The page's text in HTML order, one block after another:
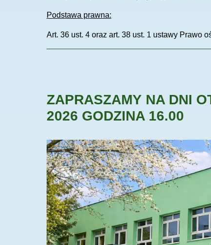
Podstawa prawna:
Art. 36 ust. 4 oraz art. 38 ust. 1 ustawy Prawo
ZAPRASZAMY NA DNI
2026 GODZINA 16.00